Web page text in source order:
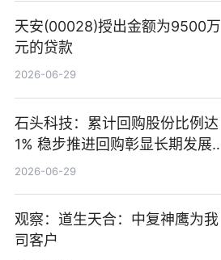
天安(00028)授出金额为9500万
元的贷款
2026-06-29
石头科技：累计回购股份比例达
1% 稳步推进回购彰显长期发展
信心 新动态
2026-06-29
观察：道生天合：中复神鹰为我
司客户